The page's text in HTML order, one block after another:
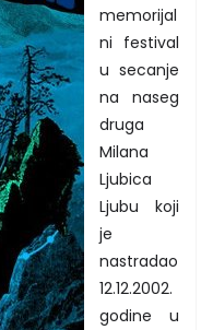
memorijal
ni festival
u secanje
na naseg
druga
Milana
Ljubica
Ljubu koji
je
nastradao
12.12.2002.
godine u